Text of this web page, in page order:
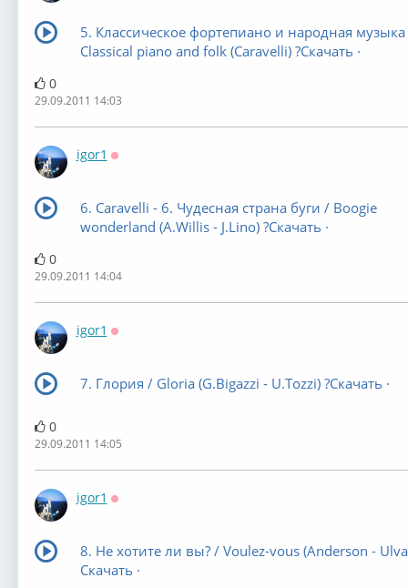
5. Классическое фортепиано и народная
Classical piano and folk (Caravelli) ?Скачать ·
0
29.09.2011 14:03
igor1
6. Caravelli - 6. Чудесная страна буги / Boogie
wonderland (A.Willis - J.Lino) ?Скачать ·
0
29.09.2011 14:04
igor1
7. Глория / Gloria (G.Bigazzi - U.Tozzi) ?Скачать ·
0
29.09.2011 14:05
igor1
8. He хотите ли вы? / Voulez-vous (Anderson -
Скачать ·